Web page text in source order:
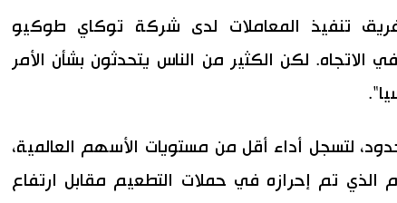
تنفيذ المعاملات لدى شركة توكاي طوكيو
الاتجاه. لكن الكثير من الناس يتحدثون بشأن الأمر
لتسجل أداء أقل من مستويات الأسهم العالمية،
الذي تم إحرازه في حملات التطعيم مقابل ارتفاع